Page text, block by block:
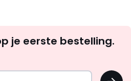
zoek
inspiratie
je eerste bestelling.
OK